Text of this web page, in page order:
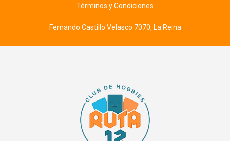
Términos y Condiciones
Fernando Castillo Velasco 7070, La Reina